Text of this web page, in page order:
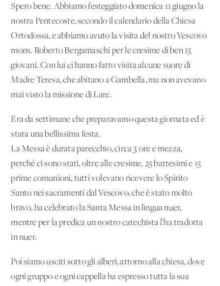
Spero bene. Abbiamo festeggiato domenica 11 giugno la
nostra Pentecoste, secondo il calendario della Chiesa
Ortodossa, e abbiamo avuto la visita del nostro Vescovo
mons. Roberto Bergamaschi per le cresime di ben 15
giovani. Con lui ci hanno fatto visita alcune suore di
Madre Teresa, che abitano a Gambella, ma non avevano
mai visto la missione di Lare.
Era da settimane che preparavamo questa giornata ed è
stata una bellissima festa.
La Messa è durata parecchio, circa 3 ore e mezza,
perché ci sono stati, oltre alle cresime, 25 battesimi e 15
prime comunioni, tutti volevano ricevere lo Spirito
Santo nei sacramenti dal Vescovo, che è stato molto
bravo, ha celebrato la Santa Messa in lingua nuer,
mentre per la predica un nostro catechista l’ha tradotta
in nuer.
Poi siamo usciti sotto gli alberi, attorno alla chiesa, dove
ogni gruppo e ogni cappella ha espresso tutta la sua